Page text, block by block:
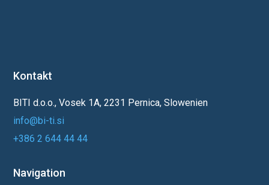
Kontakt
BITI d.o.o., Vosek 1A, 2231 Pernica, Slowenien
info@bi-ti.si
+386 2 644 44 44
Navigation